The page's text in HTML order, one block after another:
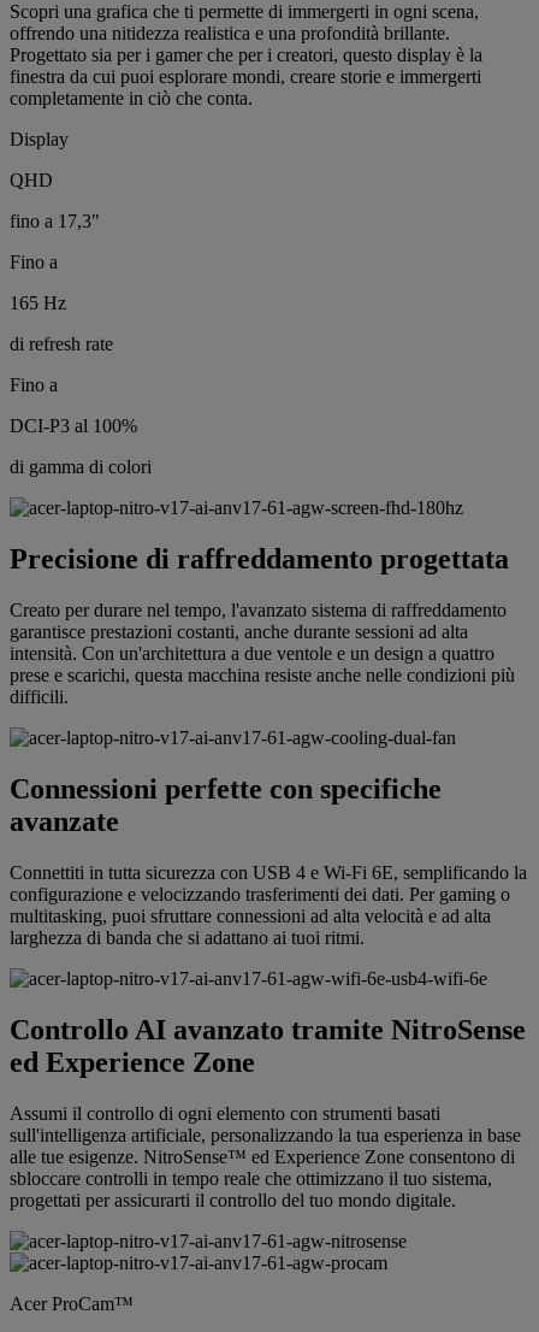
Scopri una grafica che ti permette di immergerti in ogni scena,
offrendo una nitidezza realistica e una profondità brillante.
Progettato sia per i gamer che per i creatori, questo display è la
finestra da cui puoi esplorare mondi, creare storie e immergerti
completamente in ciò che conta.
Display
QHD
fino a 17,3"
Fino a
165 Hz
di refresh rate
Fino a
DCI-P3 al 100%
di gamma di colori
Precisione di raffreddamento progettata
Creato per durare nel tempo, l'avanzato sistema di raffreddamento
garantisce prestazioni costanti, anche durante sessioni ad alta
intensità. Con un'architettura a due ventole e un design a quattro
prese e scarichi, questa macchina resiste anche nelle condizioni più
difficili.
Connessioni perfette con specifiche
avanzate
Connettiti in tutta sicurezza con USB 4 e Wi-Fi 6E, semplificando la
configurazione e velocizzando trasferimenti dei dati. Per gaming o
multitasking, puoi sfruttare connessioni ad alta velocità e ad alta
larghezza di banda che si adattano ai tuoi ritmi.
Controllo AI avanzato tramite NitroSense
ed Experience Zone
Assumi il controllo di ogni elemento con strumenti basati
sull'intelligenza artificiale, personalizzando la tua esperienza in base
alle tue esigenze. NitroSense™ ed Experience Zone consentono di
sbloccare controlli in tempo reale che ottimizzano il tuo sistema,
progettati per assicurarti il controllo del tuo mondo digitale.
Acer ProCam™